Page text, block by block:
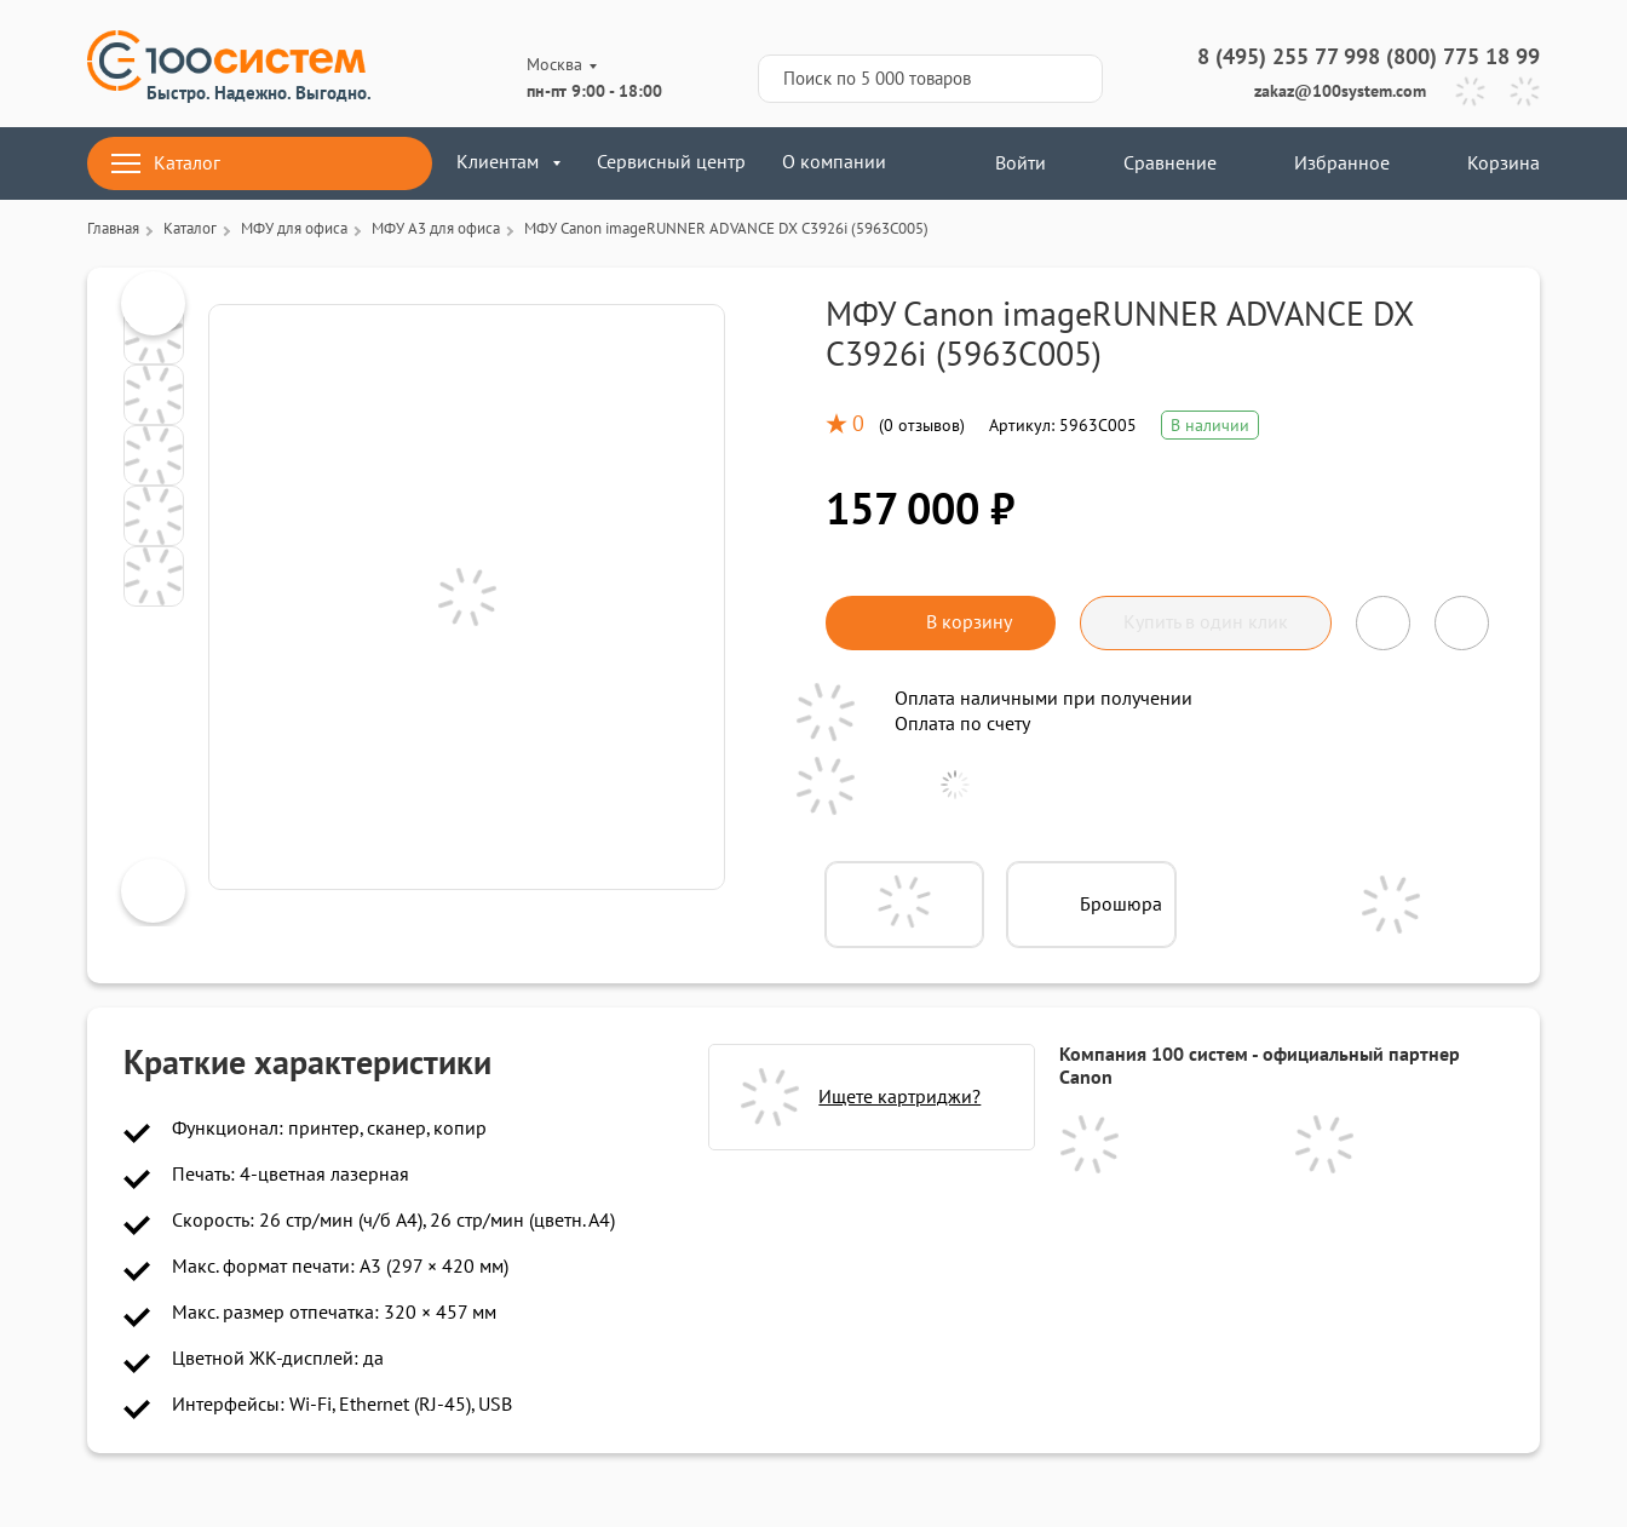
Быстро. Надежно. Выгодно.
Москва
пн-пт 9:00 - 18:00
8 (495) 255 77 998 (800) 775 18 99
zakaz@100system.com
Каталог Клиентам Сервисный центр О компании Войти Сравнение Избранное Корзина
Главная Каталог МФУ для офиса МФУ A3 для офиса МФУ Canon imageRUNNER ADVANCE DX C3926i (5963C005)
МФУ Canon imageRUNNER ADVANCE DX
C3926i (5963C005)
0 (0 отзывов) Артикул: 5963C005 В наличии
157 000 ₽
В корзину
Оплата наличными при получении
Оплата по счету
Брошюра
Краткие характеристики
Функционал: принтер, сканер, копир
Печать: 4-цветная лазерная
Скорость: 26 стр/мин (ч/б A4), 26 стр/мин (цветн. А4)
Макс. формат печати: A3 (297 × 420 мм)
Макс. размер отпечатка: 320 × 457 мм
Цветной ЖК-дисплей: да
Интерфейсы: Wi-Fi, Ethernet (RJ-45), USB
Ищете картриджи?
Компания 100 систем - официальный партнер
Canon